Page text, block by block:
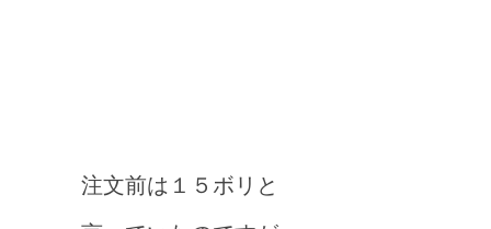
注文前は１５ボリと